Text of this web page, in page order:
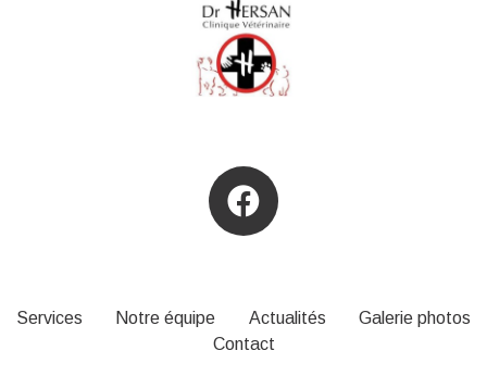
Services Notre équipe Actualités
Galerie photos
Contact